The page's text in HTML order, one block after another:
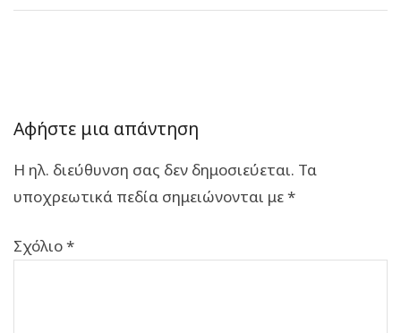
Αφήστε μια απάντηση
Η ηλ. διεύθυνση σας δεν δημοσιεύεται. Τα
υποχρεωτικά πεδία σημειώνονται με*
Σχόλιο*